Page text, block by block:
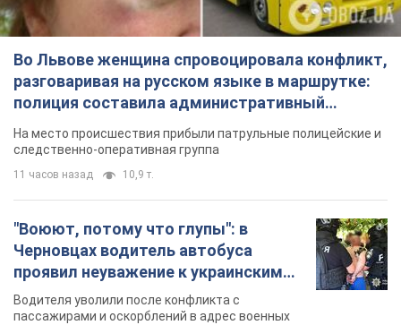
Во Львове женщина спровоцировала конфликт,
разговаривая на русском языке в маршрутке:
полиция составила административный
протокол. Видео
На место происшествия прибыли патрульные полицейские и
следственно-оперативная группа
11 часов назад 10,9 т.
"Воюют, потому что глупы": в
Черновцах водитель автобуса
проявил неуважение к украинским
военным и поплатился за это.
Видео
Водителя уволили после конфликта с
пассажирами и оскорблений в адрес военных